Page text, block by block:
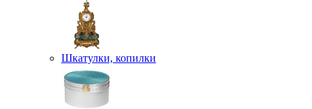
Шкатулки, копилки